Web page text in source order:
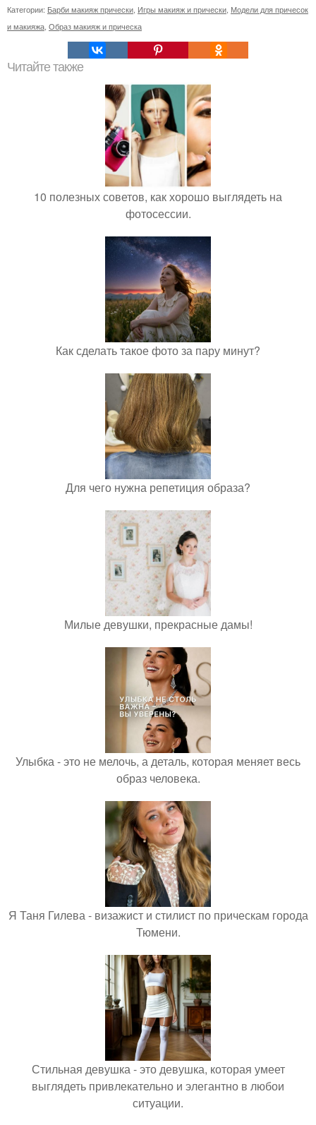
Категории: Барби макияж прически Игры макияж и прически Модели для причесок
и макияжа Образ макияж и прическа
Читайте также
10 полезных советов, как хорошо выглядеть на
фотосессии.
Как сделать такое фото за пару минут?
Для чего нужна репетиция образа?
Милые девушки, прекрасные дамы!
Улыбка - это не мелочь, а деталь, которая меняет весь
образ человека.
Я Таня Гилева - визажист и стилист по прическам города
Тюмени.
Стильная девушка - это девушка, которая умеет
выглядеть привлекательно и элегантно в любои
ситуации.